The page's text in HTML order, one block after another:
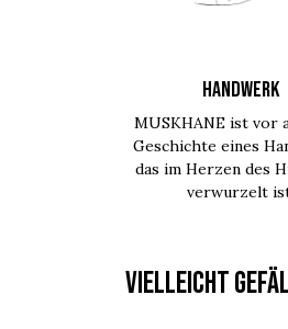
HANDWERK
MUSKHANE ist vor
Geschichte eines
das im Herzen des
verwurzelt
Vielleicht